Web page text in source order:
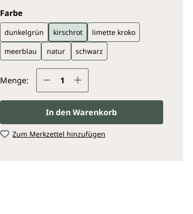
Farbeauswählen
dunkelgrün kirschrot
limette kroko
meerblau
natur schwarz
Menge: Produkt Anzahl: Gib den
In den Warenkorb
Zum Merkzettel hinzufügen